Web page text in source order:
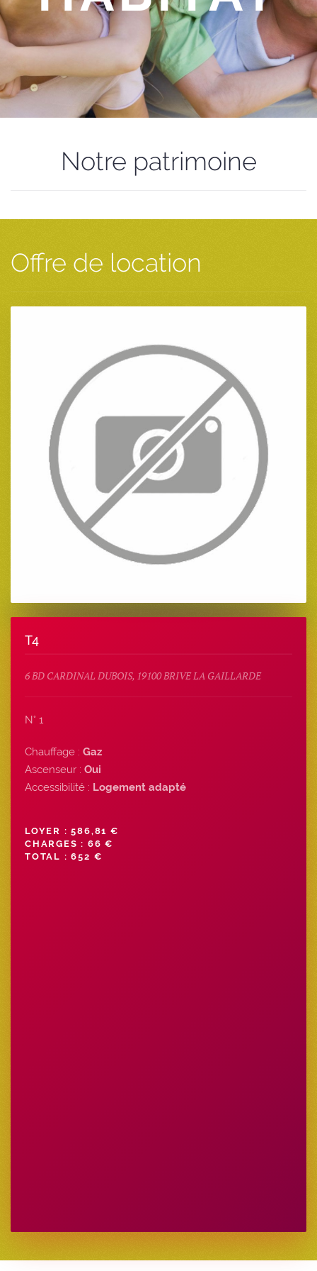
Notre patrimoine
Offre de location
T4
6 BD CARDINAL DUBOIS, 19100 BRIVE LA GAILLARDE
N° 1
Chauffage : Gaz
Ascenseur : Oui
Accessibilité : Logement adapté
LOYER : 586,81 €
CHARGES : 66 €
TOTAL : 652 €